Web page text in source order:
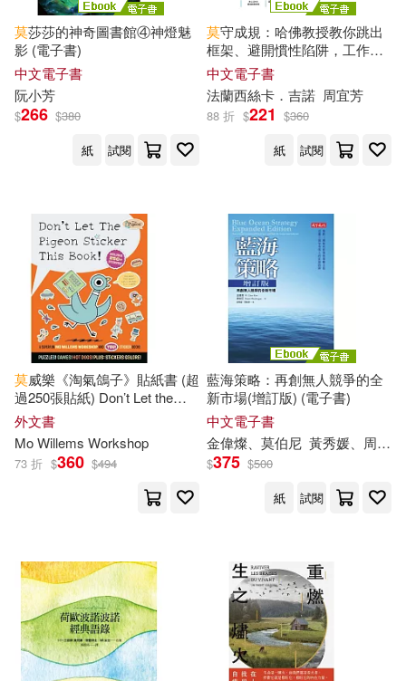
李元洛(1) 李安娜(1)
李寬宏(1) 李慕南(1)
李會詩(1) 李紅祥(1)
林庭峰(1)
林維鋒(1)
林莫(1) 林靜(1)
柏楊(1)
柚芽，李夢瑤，李福會，莫丌，蒲
璞(1)
查理‧范多倫(1) 柯南.道爾(1)
柯南．道爾(1) 桑曖(1)
海穹文化有限公司(1)
清文華泉(1) 滾石移動(1)
灕江出版社(1) 無非文化(1)
百花文藝出版社(1)
百花洲文藝出版社(1)
真哪噠(1)
秀威少年(1) 究竟(1)
經史子集(1) 維京(1)
聯合文學(1)
莉奈文創有限公司(1)
華東師範大學出版社(1)
莫莎莎的神奇圖書館④神燈魅
影 (電子書)
中文電子書
阮小芳
$266 $380
紙
試閱
莫守成規：哈佛教授教你跳出
框架、避開慣性陷阱，工作與
生活都更出色 (電子書)
中文電子書
法蘭西絲卡．吉諾 周宜芳
88 折 $221 $360
紙
試閱
莫威樂《淘氣鴿子》貼紙書 (超
過250張貼紙) Don’t Let the
Pigeon Sticker This Book!
外文書
Mo Willems Workshop
73 折 $360 $494
藍海策略：再創無人競爭的全
新市場(增訂版) (電子書)
中文電子書
金偉燦、 莫伯尼 黃秀媛、周曉琪
$375 $500
紙
試閱